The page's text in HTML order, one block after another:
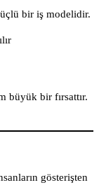
bir iş modelidir.
büyük bir fırsattır.
gösterişten